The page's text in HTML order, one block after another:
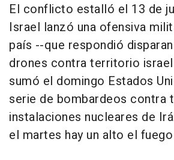
El conflicto estalló el 13 de
Israel lanzó una ofensiva
país --que respondió
drones contra territorio
sumó el domingo Estados
serie de bombardeos contra
instalaciones nucleares de
el martes hay un alto el